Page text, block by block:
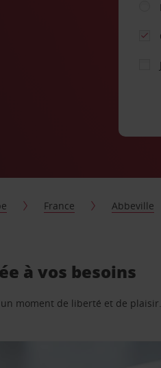
France Abbeville
à vos besoins
moment de liberté et de